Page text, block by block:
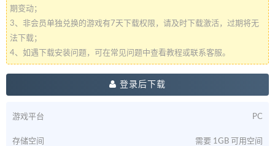
期变动；
3、非会员单独兑换的游戏有7天下载权限，请及时下载激活，过期将无
法下载；
4、如遇下载安装问题，可在常见问题中查看教程或联系客服。
登录后下载
游戏平台 PC
存储空间 需要 1GB 可用空间